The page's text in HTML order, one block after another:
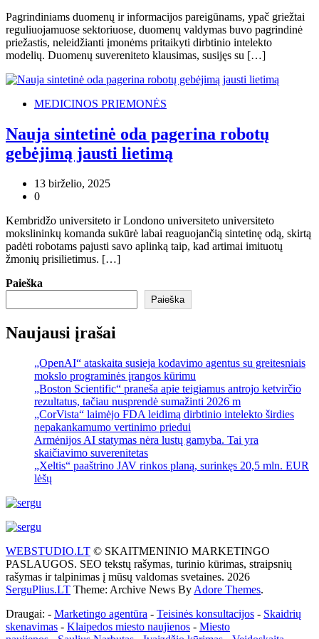
Pagrindiniams duomenų ir informacijos pareigūnams, ypač griežtai
reguliuojamuose sektoriuose, duomenų valdymas buvo pagrindinė
priežastis, neleidžianti įmonėms pritaikyti dirbtinio intelekto
modelių. Duomenų suvereniteto klausimas, susijęs su […]
MEDICINOS PRIEMONĖS
Nauja sintetinė oda pagerina robotų
gebėjimą jausti lietimą
13 birželio, 2025
0
Kembridžo universiteto ir Londono universiteto universiteto
mokslininkų komanda sukūrė labai reaguojančią sintetinę odą, skirtą
padėti robotams pajusti savo aplinką taip, kad artimai imituotų
žmonių prisilietimus. […]
Paieška
Paieška
Naujausi įrašai
„OpenAI“ ataskaita susieja kodavimo agentus su greitesniais
mokslo programinės įrangos kūrimu
„Boston Scientific“ praneša apie teigiamus antrojo ketvirčio
rezultatus, tačiau nusprendė sumažinti 2026 m
„CorVista“ laimėjo FDA leidimą dirbtinio intelekto širdies
nepakankamumo vertinimo priedui
Armėnijos AI statymas nėra lustų gamyba. Tai yra
skaičiavimo suverenitetas
„Xeltis“ paaštrino JAV rinkos planą, surinkęs 20,5 mln. EUR
lėšų
WEBSTUDIO.LT © SKAITMENINIO MARKETINGO
PASLAUGOS. SEO tekstų rašymas, turinio kūrimas, straipsnių
rašymas ir talpinimas į mūsų valdomas svetaines. 2026
SerguPlius.LT Theme: Archive News By Adore Themes.
Draugai: - Marketingo agentūra - Teisinės konsultacijos - Skaidrių
skenavimas - Klaipedos miesto naujienos - Miesto